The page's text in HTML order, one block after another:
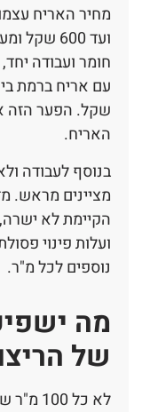
ועד 600
שקל. הפער הזה
האריח.
בנוסף לעבודה
מציינים מראש.
הקיימת לא
נוספים לכל מ"ר.
מה
של
לא כל